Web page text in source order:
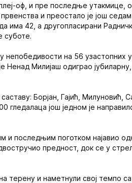
оф, и пре последње утакмице,
и преостало је још
има 42, а другопласирани
суботе.
непобедивости на 56 узастопних
Ненад Милијаш одиграо
Борјан, Гајић, Милуновић,
још једном је направило
и последњим поготком најавио
предност, док се у
терену и наметнули свој темпо